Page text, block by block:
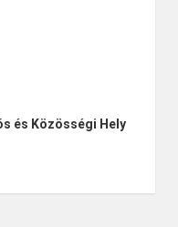
és Közösségi Hely